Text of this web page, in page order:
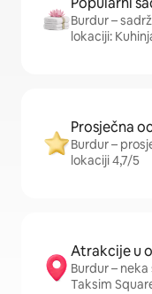
Burdur –
lokaciji:
Prosječna
Burdur –
lokaciji 4,7/5
Atrakcije u
Burdur –
Taksim